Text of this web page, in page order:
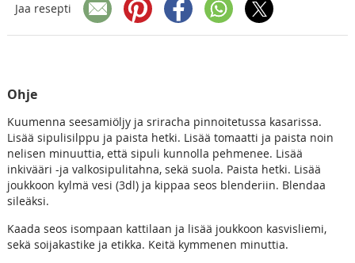
Jaa resepti
Ohje
Kuumenna seesamiöljy ja sriracha pinnoitetussa kasarissa.
Lisää sipulisilppu ja paista hetki. Lisää tomaatti ja paista noin
nelisen minuuttia, että sipuli kunnolla pehmenee. Lisää
inkivääri -ja valkosipulitahna, sekä suola. Paista hetki. Lisää
joukkoon kylmä vesi (3dl) ja kippaa seos blenderiin. Blendaa
sileäksi.
Kaada seos isompaan kattilaan ja lisää joukkoon kasvisliemi,
sekä soijakastike ja etikka. Keitä kymmenen minuttia.